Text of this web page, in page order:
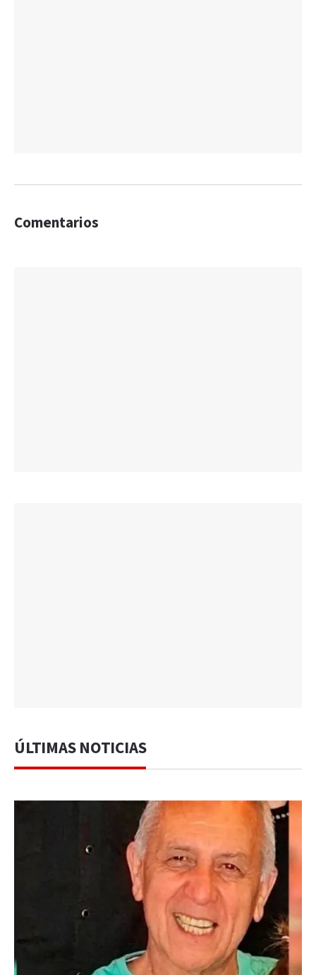
Comentarios
ÚLTIMAS NOTICIAS